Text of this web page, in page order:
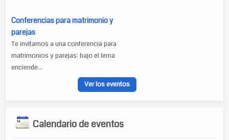
Conferencias para matrimonio y
parejas
Te invitamos a una conferencia para
matrimonios y parejas: bajo el lema
enciende...
Ver los eventos
Calendario de eventos